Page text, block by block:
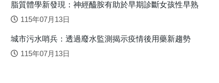
兩個當前氣候下的颱風個案作為控制實驗，隨後將個案置於
四十年前的氣候背景下模擬，是為敏感性實驗。研究的兩個
九大的敏督利（2004）颱風。在控制實驗中，雲解析模式以3
公里網格的解析度真實地重現這兩個颱風的路徑、強度和整
脂質體學新發現：神經醯胺有助於早期診斷女孩性早熟
115年07月13日
城市污水哨兵：透過廢水監測揭示疫情後用藥新趨勢
115年07月13日